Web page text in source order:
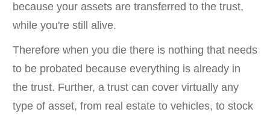
because your assets are transferred to the trust,
while you're still alive.
Therefore when you die there is nothing that needs
to be probated because everything is already in
the trust. Further, a trust can cover virtually any
type of asset, from real estate to vehicles, to stock